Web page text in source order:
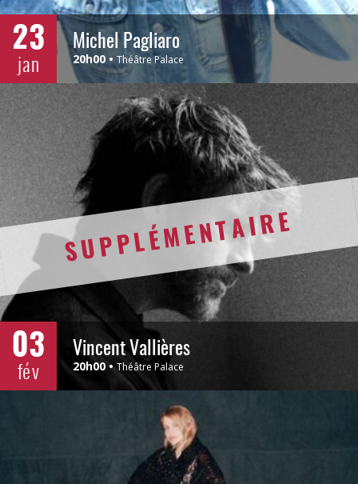
23
jan
Michel Pagliaro
20h00 Théâtre Palace
SUPPLÉMENTAIRE
03
fév
Vincent Vallières
20h00 Théâtre Palace